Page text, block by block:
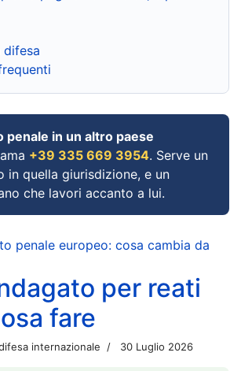
difesa
penale in un altro paese
+39 335 669 3954. Serve un
in quella giurisdizione, e un
che lavori accanto a lui.
penale europeo: cosa cambia da
per reati
fare
internazionale 30 Luglio 2026